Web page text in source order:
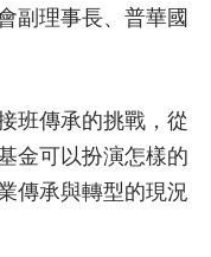
副理事長、普華國
班傳承的挑戰，從
金可以扮演怎樣的
傳承與轉型的現況